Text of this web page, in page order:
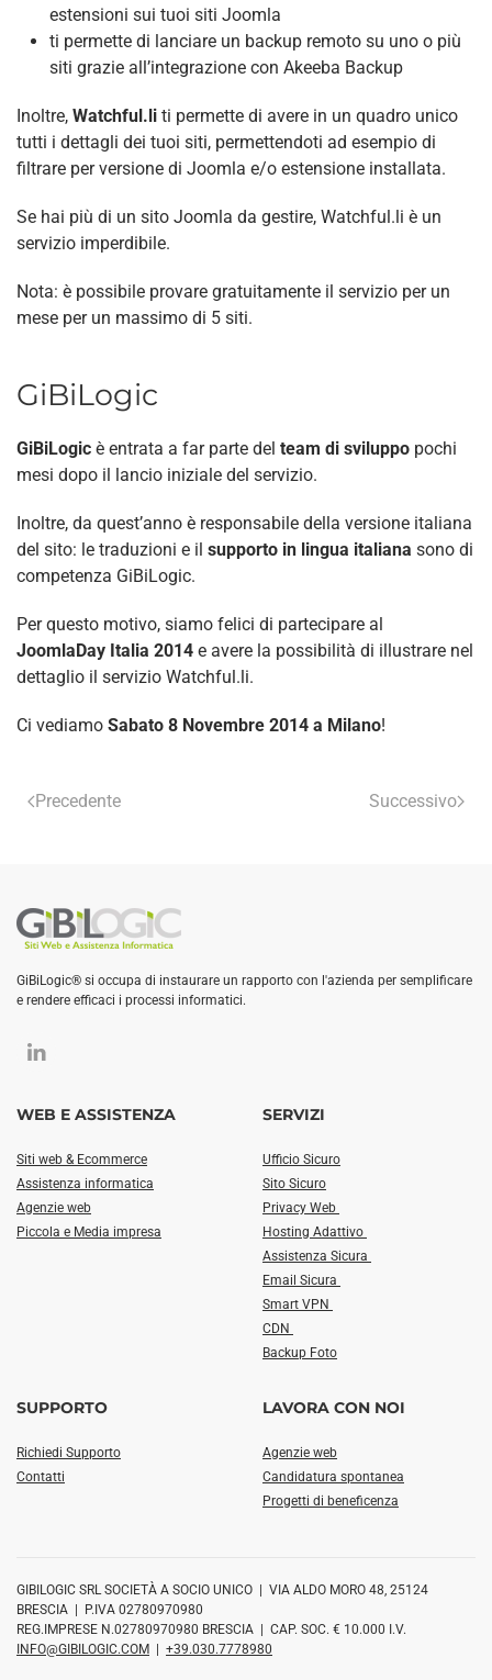
estensioni sui tuoi siti Joomla
ti permette di lanciare un backup remoto su uno o più
siti grazie all’integrazione con Akeeba Backup
Inoltre, Watchful.li ti permette di avere in un quadro unico
tutti i dettagli dei tuoi siti, permettendoti ad esempio di
filtrare per versione di Joomla e/o estensione installata.
Se hai più di un sito Joomla da gestire, Watchful.li è un
servizio imperdibile.
Nota: è possibile provare gratuitamente il servizio per un
mese per un massimo di 5 siti.
GiBiLogic
GiBiLogic è entrata a far parte del team di sviluppo pochi
mesi dopo il lancio iniziale del servizio.
Inoltre, da quest’anno è responsabile della versione italiana
del sito: le traduzioni e il supporto in lingua italiana sono di
competenza GiBiLogic.
Per questo motivo, siamo felici di partecipare al
JoomlaDay Italia 2014 e avere la possibilità di illustrare nel
dettaglio il servizio Watchful.li.
Ci vediamo Sabato 8 Novembre 2014 a Milano!
Precedente Successivo
GiBiLogic® si occupa di instaurare un rapporto con l'azienda per semplificare
e rendere efficaci i processi informatici.
WEB E ASSISTENZA
Siti web & Ecommerce
Assistenza informatica
Agenzie web
Piccola e Media impresa
SERVIZI
Ufficio Sicuro
Sito Sicuro
Privacy Web
Hosting Adattivo
Assistenza Sicura
Email Sicura
Smart VPN
CDN
Backup Foto
SUPPORTO
Richiedi Supporto
Contatti
LAVORA CON NOI
Agenzie web
Candidatura spontanea
Progetti di beneficenza
GIBILOGIC SRL SOCIETÀ A SOCIO UNICO | VIA ALDO MORO 48, 25124
BRESCIA | P.IVA 02780970980
REG.IMPRESE N.02780970980 BRESCIA | CAP. SOC. € 10.000 I.V.
INFO@GIBILOGIC.COM | +39.030.7778980